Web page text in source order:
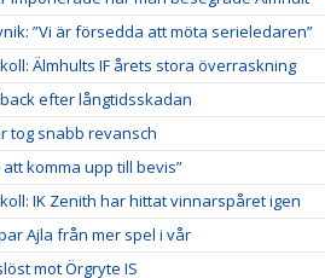
”Vi är försedda att möta serieledaren”
Älmhults IF årets stora överraskning
efter långtidsskadan
tog snabb revansch
att komma upp till bevis”
IK Zenith har hittat vinnarspåret igen
Ajla från mer spel i vår
mot Örgryte IS